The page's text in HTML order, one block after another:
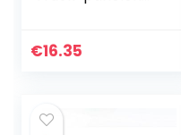
€16.35